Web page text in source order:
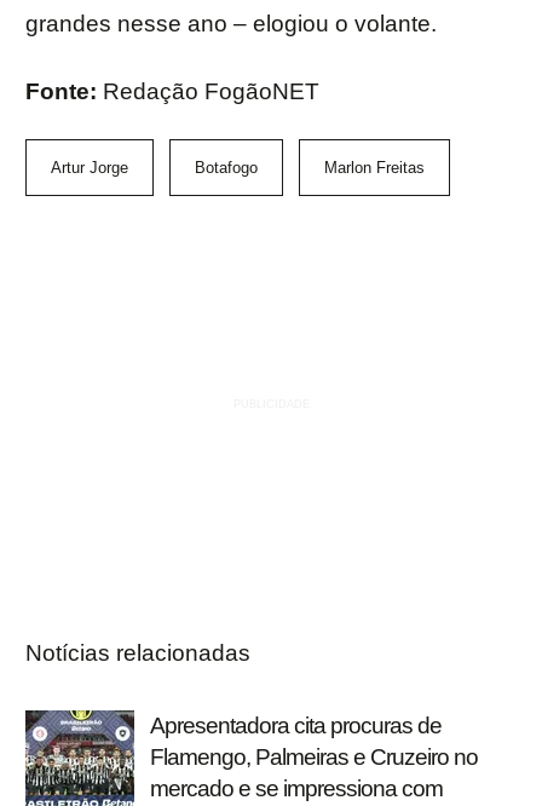
grandes nesse ano – elogiou o volante.
Fonte: Redação FogãoNET
Artur Jorge Botafogo Marlon Freitas
Notícias relacionadas
Apresentadora cita procuras de
Flamengo, Palmeiras e Cruzeiro no
mercado e se impressiona com